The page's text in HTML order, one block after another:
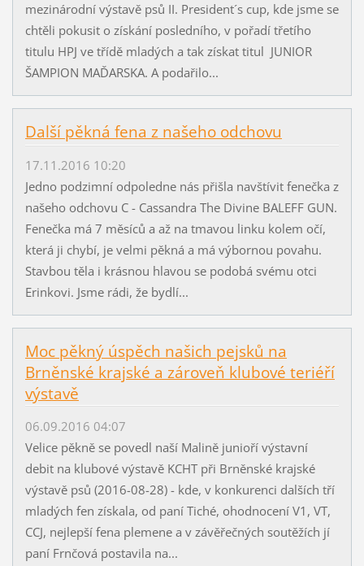
mezinárodní výstavě psů II. President´s cup, kde jsme se
chtěli pokusit o získání posledního, v pořadí třetího
titulu HPJ ve třídě mladých a tak získat titul JUNIOR
ŠAMPION MAĎARSKA. A podařilo...
Další pěkná fena z našeho odchovu
17.11.2016 10:20
Jedno podzimní odpoledne nás přišla navštívit fenečka z
našeho odchovu C - Cassandra The Divine BALEFF GUN.
Fenečka má 7 měsíců a až na tmavou linku kolem očí,
která ji chybí, je velmi pěkná a má výbornou povahu.
Stavbou těla i krásnou hlavou se podobá svému otci
Erinkovi. Jsme rádi, že bydlí...
Moc pěkný úspěch našich pejsků na
Brněnské krajské a zároveň klubové teriéří
výstavě
06.09.2016 04:07
Velice pěkně se povedl naší Malině junioří výstavní
debit na klubové výstavě KCHT při Brněnské krajské
výstavě psů (2016-08-28) - kde, v konkurenci dalších tří
mladých fen získala, od paní Tiché, ohodnocení V1, VT,
CCJ, nejlepší fena plemene a v závěřečných soutěžích jí
paní Frnčová postavila na...